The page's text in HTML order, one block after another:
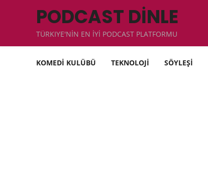
PODCAST DİNLE
TÜRKIYE'NİN EN İYİ PODCAST PLATFORMU
KOMEDİ KULÜBÜ TEKNOLOJİ SÖYLEŞİ